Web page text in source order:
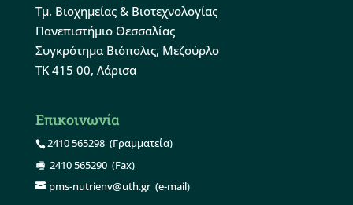
Τμ. Βιοχημείας & Βιοτεχνολογίας
Πανεπιστήμιο Θεσσαλίας
Συγκρότημα Βιόπολις, Μεζούρλο
ΤΚ 415 00, Λάρισα
Επικοινωνία
2410 565298(Γραμματεία)
2410 565290(Fax)
pms-nutrienv@uth.gr(e-mail)